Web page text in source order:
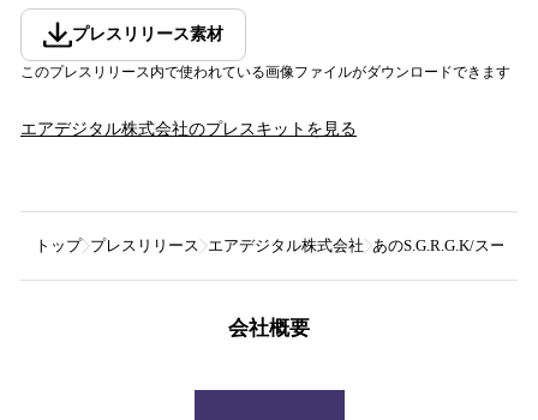
プレスリリース素材
このプレスリリース内で使われている画像ファイルがダウンロードできます
エアデジタル株式会社のプレスキットを見る
トップ プレスリリース エアデジタル株式会社 あのS.G.R.G.K/スーパ
会社概要